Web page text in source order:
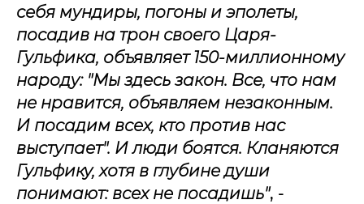
себя мундиры, погоны и эполеты,
посадив на трон своего Царя-
Гульфика, объявляет 150-миллионному
народу: "Мы здесь закон. Все, что нам
не нравится, объявляем незаконным.
И посадим всех, кто против нас
выступает". И люди боятся. Кланяются
Гульфику, хотя в глубине души
понимают: всех не посадишь", -